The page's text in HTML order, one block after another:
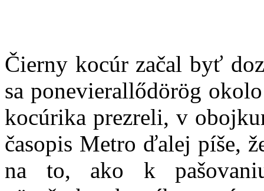
Čierny kocúr začal byť
sa ponevierallődörög
kocúrika prezreli, v obojku
časopis Metro ďalej píše,
na to, ako k